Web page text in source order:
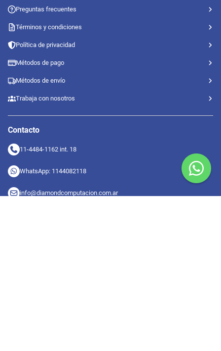
Preguntas frecuentes
Términos y condiciones
Política de privacidad
Métodos de pago
Métodos de envío
Trabaja con nosotros
Contacto
11-4484-1162 int. 18
WhatsApp: 1144082118
info@diamondcomputacion.com.ar